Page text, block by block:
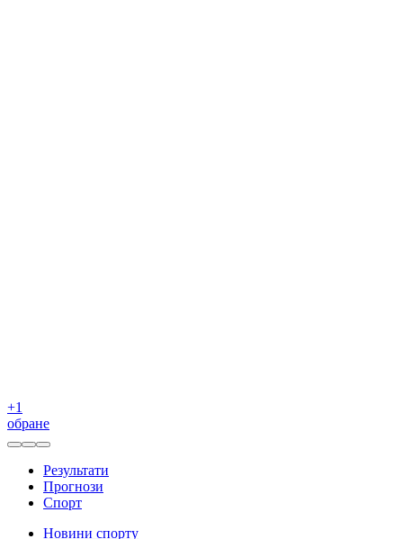
+1
обране
Результати
Прогнози
Спорт
Новини спорту